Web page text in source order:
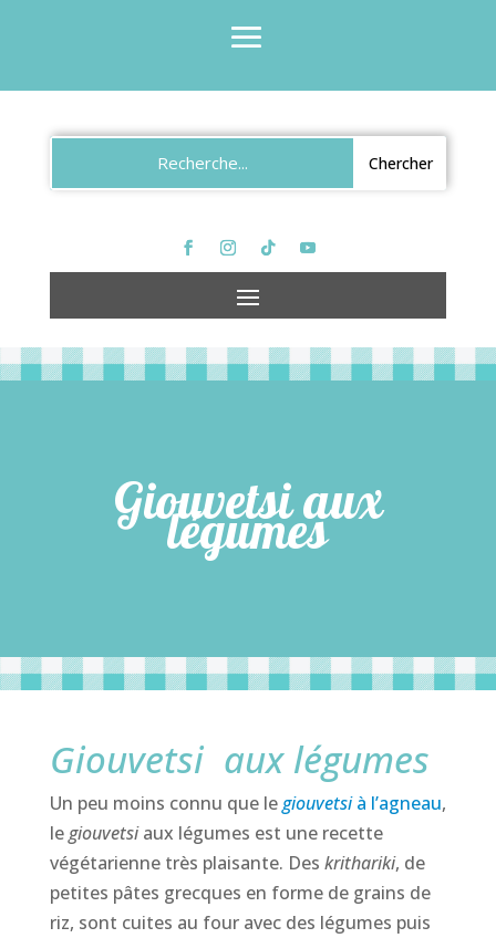
Giouvetsi aux
légumes
Giouvetsi aux légumes
Un peu moins connu que legiouvetsià l’agneau,
legiouvetsiaux légumes est une recette
végétarienne très plaisante. Des krithariki, de
petites pâtes grecques en forme de grains de
riz, sont cuites au four avec des légumes puis